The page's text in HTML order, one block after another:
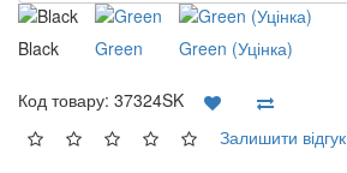
Black Green Green (Уцінка)
Код товару: 37324SK
Залишити відгук